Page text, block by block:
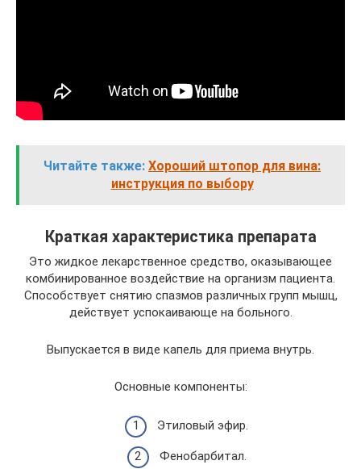
Читайте также: Хороший штопор для вина:
инструкция по выбору
Краткая характеристика препарата
Это жидкое лекарственное средство, оказывающее
комбинированное воздействие на организм пациента.
Способствует снятию спазмов различных групп мышц,
действует успокаивающе на больного.
Выпускается в виде капель для приема внутрь.
Основные компоненты:
Этиловый эфир.
Фенобарбитал.